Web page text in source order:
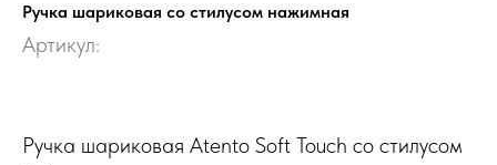
Ручка шариковая со стилусом нажимная
Артикул:
Ручка шариковая Atento Soft Touch со стилусом